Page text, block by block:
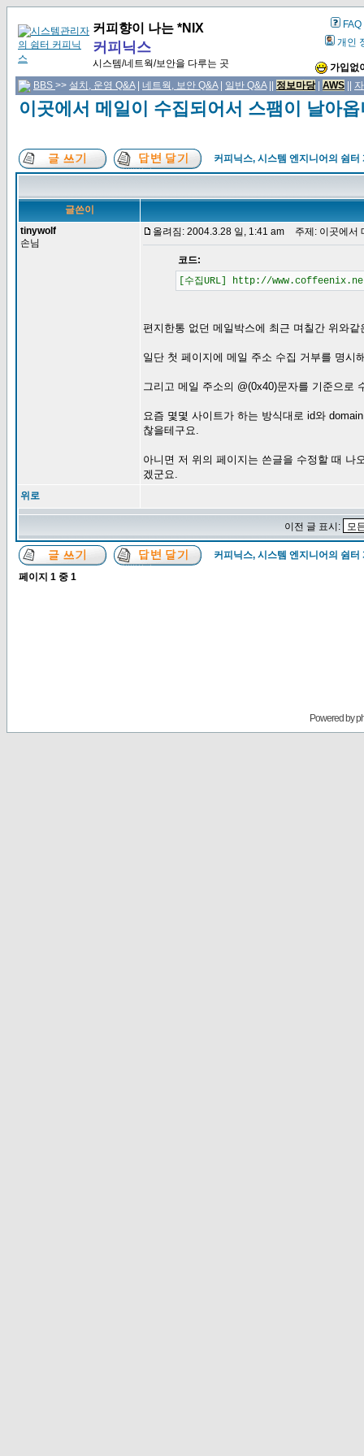
커피향이 나는 *NIX
커피닉스
시스템/네트웍/보안을 다루는 곳
FAQ
개인
가입없
BBS >> 설치, 운영 Q&A| 네트웍, 보안 Q&A| 일반 Q&A|| 정보마당| AWS
이곳에서 메일이 수집되어서 스팸이 날아
커피닉스, 시스템 엔지니어의 쉼터
글쓴이
tinywolf
손님
올려짐: 2004.3.28 일, 1:41 am 주제: 이곳에서
코드:
[수집URL] http://
편지한통 없던 메일박스에 최근 며칠간 위와
일단 첫 페이지에 메일 주소 수집 거부를 명시
그리고 메일 주소의 @(0x40)문자를 기준으로
요즘 몇몇 사이트가 하는 방식대로 id와
찮을테구요.
아니면 저 위의 페이지는 쓴글을 수정할 때 나
겠군요.
위로
이전 글 표시:
커피닉스, 시스템 엔지니어의 쉼터
페이지 1 중 1
Powered by